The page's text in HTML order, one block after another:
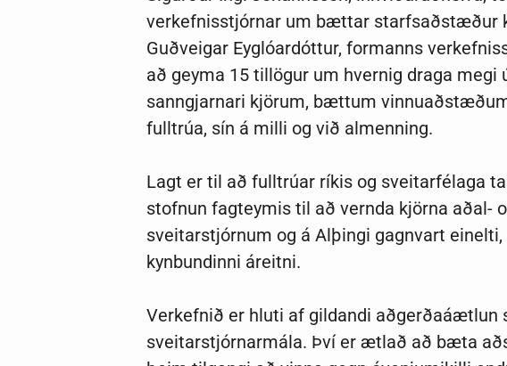
verkefnisstjórnar um bættar starfsaðstæður
Guðveigar Eyglóardóttur, formanns
að geyma 15 tillögur um hvernig draga megi
sanngjarnari kjörum, bættum
fulltrúa, sín á milli og við almenning.
Lagt er til að fulltrúar ríkis og sveitarfélaga
stofnun fagteymis til að vernda kjörna aðal-
sveitarstjórnum og á Alþingi gagnvart
kynbundinni áreitni.
Verkefnið er hluti af gildandi aðgerðaáætlun
sveitarstjórnarmála. Því er ætlað að bæta